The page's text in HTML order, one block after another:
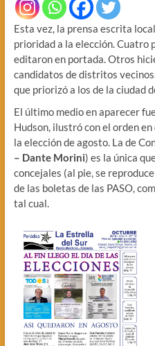
Esta vez, la prensa escrita
prioridad a la elección. Cuatro
editaron en portada. Otros
candidatos de distritos
que priorizó a los de la ciudad
El último medio en aparecer
Hudson, ilustró con el orden
la elección de agosto. La de
– Dante Morini) es la única
concejales (al pie, se
de las boletas de las PASO,
tal cual.